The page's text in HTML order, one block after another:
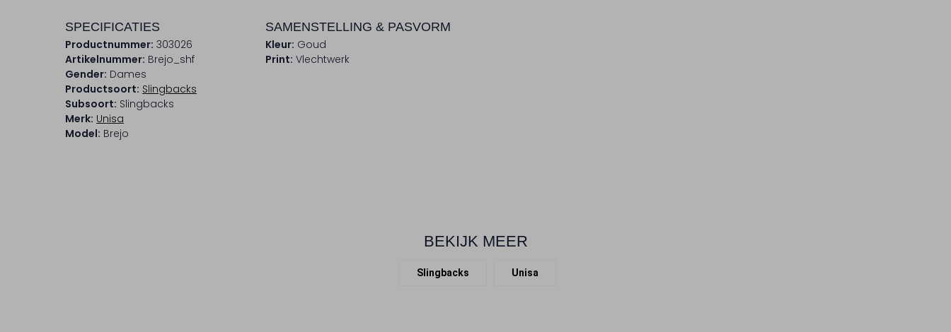
SPECIFICATIES
Productnummer: 303026
Artikelnummer: Brejo_shf
Gender: Dames
Productsoort: Slingbacks
Subsoort: Slingbacks
Merk: Unisa
Model: Brejo
SAMENSTELLING & PASVORM
Kleur: Goud
Print: Vlechtwerk
BEKIJK MEER
Slingbacks Unisa